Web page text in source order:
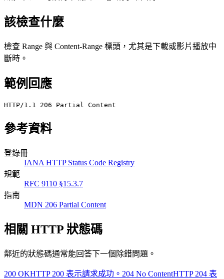
該檢查什麼
檢查 Range 與 Content-Range 標頭，尤其是下載或影片播放中
斷時。
範例回應
HTTP/1.1 206 Partial Content
參考資料
登錄冊
IANA HTTP Status Code Registry
規範
RFC 9110 §15.3.7
指南
MDN 206 Partial Content
相關 HTTP 狀態碼
鄰近的狀態碼通常能回答下一個除錯問題。
200 OKHTTP 200 表示請求成功。 204 No ContentHTTP 204 表